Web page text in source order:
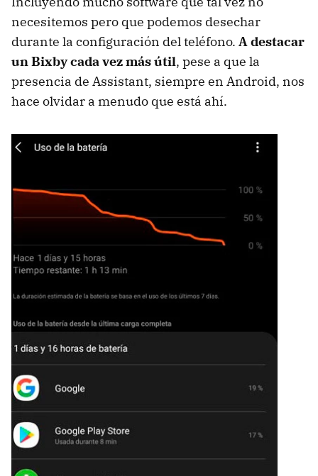
necesitemos pero que podemos desechar
durante la configuración del teléfono. A destacar
un Bixby cada vez más útil, pese a que la
presencia de Assistant, siempre en Android, nos
hace olvidar a menudo que está ahí.